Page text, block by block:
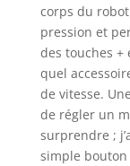
corps du
pression et
des touches
quel
de vitesse.
de régler un
surprendre ;
simple